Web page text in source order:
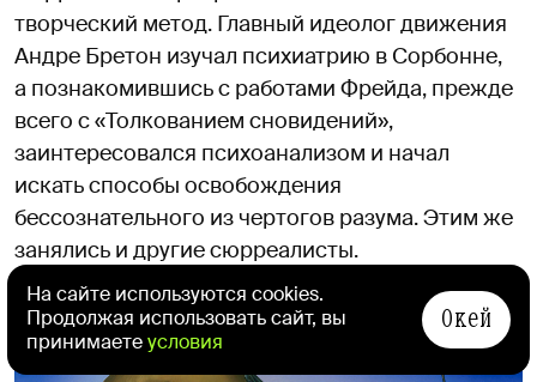
творческий метод. Главный идеолог движения
Андре Бретон изучал психиатрию в Сорбонне,
а познакомившись с работами Фрейда, прежде
всего с «Толкованием сновидений»,
заинтересовался психоанализом и начал
искать способы освобождения
бессознательного из чертогов разума. Этим же
занялись и другие сюрреалисты.
На сайте используются cookies.
Продолжая использовать сайт, вы
принимаетеусловия
Окей